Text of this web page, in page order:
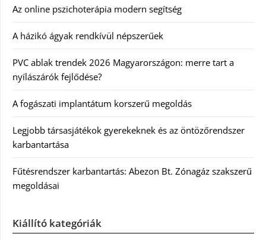
Az online pszichoterápia modern segítség
A házikó ágyak rendkívül népszerűek
PVC ablak trendek 2026 Magyarországon: merre tart a
nyílászárók fejlődése?
A fogászati implantátum korszerű megoldás
Legjobb társasjátékok gyerekeknek és az öntözőrendszer
karbantartása
Fűtésrendszer karbantartás: Abezon Bt. Zónagáz szakszerű
megoldásai
Kiállító kategóriák